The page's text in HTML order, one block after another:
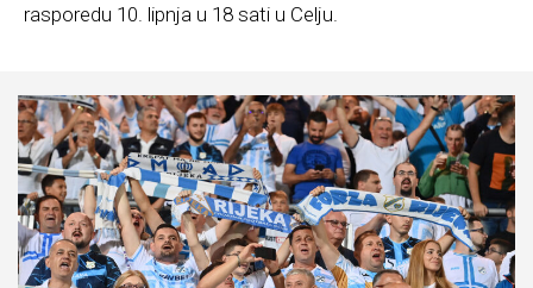
rasporedu 10. lipnja u 18 sati u Celju.